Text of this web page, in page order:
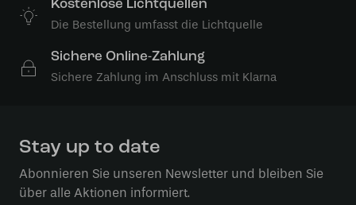
Kostenlose Lichtquellen
Die Bestellung umfasst die Lichtquelle
Sichere Online-Zahlung
Sichere Zahlung im Anschluss mit Klarna
Stay up to date
Abonnieren Sie unseren Newsletter und bleiben Sie
über alle Aktionen informiert.